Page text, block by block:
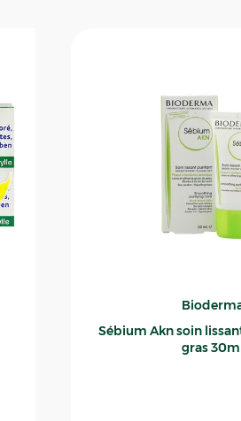
Sébium Akn soin lissant
gras